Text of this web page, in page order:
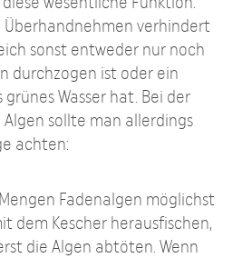
Überhandnehmen verhindert
sonst entweder nur noch
durchzogen ist oder ein
Wasser hat. Bei der
sollte man allerdings
achten:
Fadenalgen möglichst
dem Kescher herausfischen,
die Algen abtöten. Wenn